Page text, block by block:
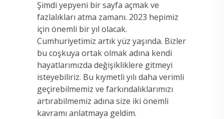
Şimdi yepyeni bir sayfa açmak ve
fazlalıkları atma zamanı. 2023 hepimiz
için önemli bir yıl olacak.
Cumhuriyetimiz artık yüz yaşında. Bizler
bu coşkuya ortak olmak adına kendi
hayatlarımızda değişikliklere gitmeyi
isteyebiliriz. Bu kıymetli yılı daha verimli
geçirebilmemiz ve farkındalıklarımızı
artırabilmemiz adına size iki önemli
kavramı anlatmaya geldim.